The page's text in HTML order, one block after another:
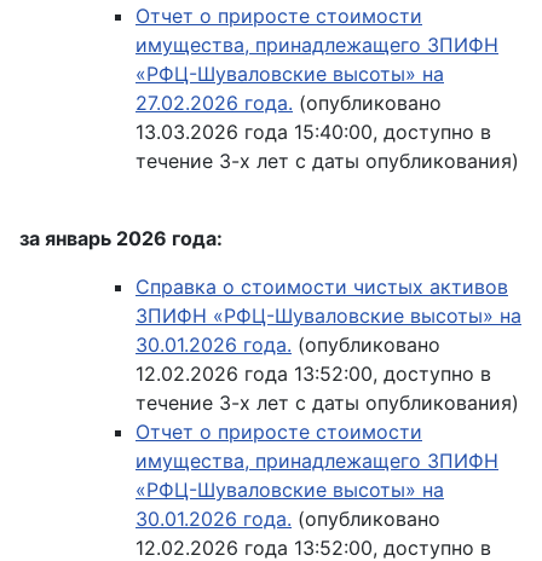
Отчет о приросте стоимости
имущества, принадлежащего ЗПИФН
«РФЦ-Шуваловские высоты» на
27.02.2026 года. (опубликовано
13.03.2026 года 15:40:00, доступно в
течение 3-х лет с даты опубликования)
за январь 2026 года:
Справка о стоимости чистых активов
ЗПИФН «РФЦ-Шуваловские высоты» на
30.01.2026 года. (опубликовано
12.02.2026 года 13:52:00, доступно в
течение 3-х лет с даты опубликования)
Отчет о приросте стоимости
имущества, принадлежащего ЗПИФН
«РФЦ-Шуваловские высоты» на
30.01.2026 года. (опубликовано
12.02.2026 года 13:52:00, доступно в